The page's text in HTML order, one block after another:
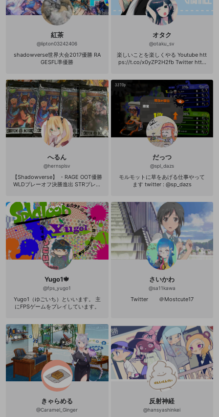
紅茶
@lipton03242406
shadowverse世界大会2017優勝 RA
GESFL準優勝
オタク
@otaku_sv
楽しいことを楽しくやる Youtube htt
ps://t.co/x0yZP2H2fb Twitter http
へるん
@hernsplsv
【Shadowverse】 ・RAGE OOT優勝
WLDプレーオフ決勝進出 STRプレー
ィニッシュ ・Ratings for シャドウバ
ース 第6期後半戦3位 第10期2位 第1
3期前半戦1位 100位内フィニッシュ9
回
だっつ
@spl_dazs
モルモットに草をあげる仕事やって
ます twitter : @sp_dazs
Yugo1🍁
@fps_yugo1
Yugo1（ゆごいち）といいます。 主
にFPSゲームをプレイしています。
さいかわ
@sa11kawa
Twitter ＠Mostcute17
きゃらめる
@Caramel_Ginger
反射神経
@hansyashinkei